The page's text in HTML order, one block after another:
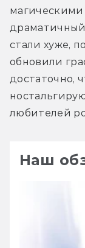
магическими
стали хуже,
обновили
достаточно,
любителей
Наш